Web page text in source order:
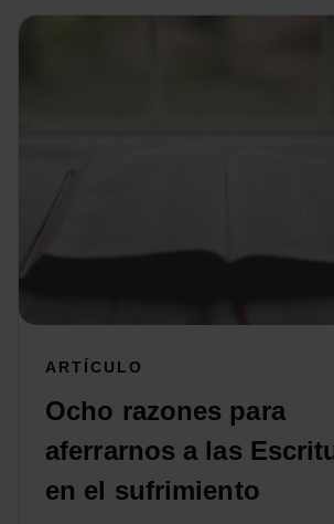
ARTÍCULO
Ocho razones para
aferrarnos a las
en el sufrimiento